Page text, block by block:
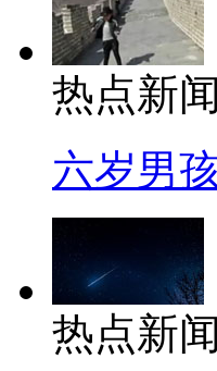
热点新闻
六岁男
热点新闻